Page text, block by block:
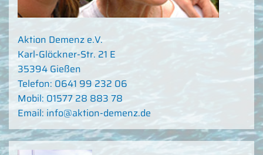
Aktion Demenz e.V.
Karl-Glöckner-Str. 21 E
35394 Gießen
Telefon: 0641 99 232 06
Mobil: 01577 28 883 78
Email: info@aktion-demenz.de